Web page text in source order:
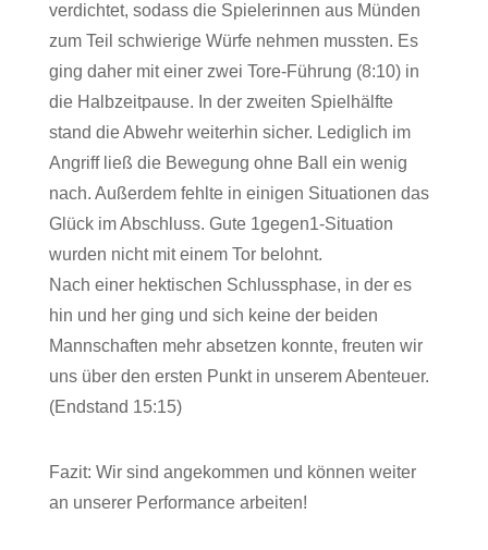
verdichtet, sodass die Spielerinnen aus Münden
zum Teil schwierige Würfe nehmen mussten. Es
ging daher mit einer zwei Tore-Führung (8:10) in
die Halbzeitpause. In der zweiten Spielhälfte
stand die Abwehr weiterhin sicher. Lediglich im
Angriff ließ die Bewegung ohne Ball ein wenig
nach. Außerdem fehlte in einigen Situationen das
Glück im Abschluss. Gute 1gegen1-Situation
wurden nicht mit einem Tor belohnt.
Nach einer hektischen Schlussphase, in der es
hin und her ging und sich keine der beiden
Mannschaften mehr absetzen konnte, freuten wir
uns über den ersten Punkt in unserem Abenteuer.
(Endstand 15:15)
Fazit: Wir sind angekommen und können weiter
an unserer Performance arbeiten!